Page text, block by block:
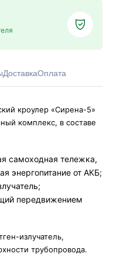
ДоставкаОплата
кроулер «Сирена-5»
комплекс, в составе
самоходная тележка,
энергопитание от АКБ;
передвижением
излучатель,
трубопровода.